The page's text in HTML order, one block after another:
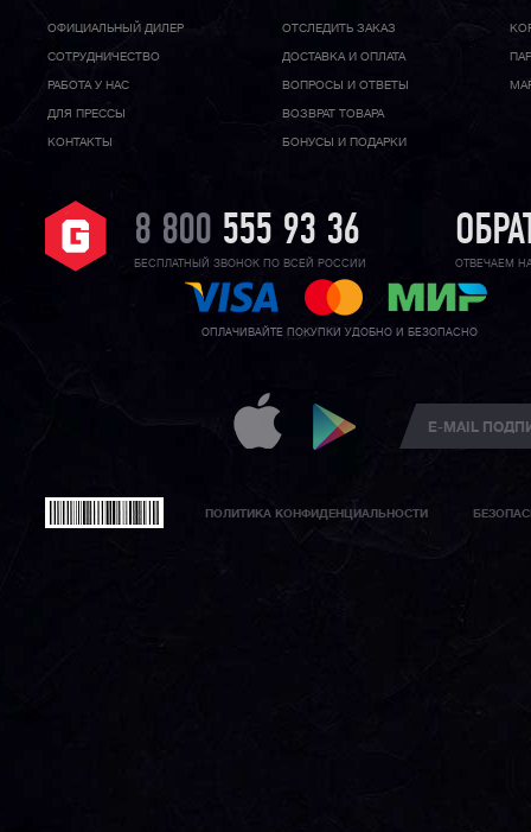
ОФИЦИАЛЬНЫЙ ДИЛЕР
CОТРУДНИЧЕСТВО
РАБОТА У НАС
ДЛЯ ПРЕССЫ
КОНТАКТЫ
ОТСЛЕДИТЬ ЗАКАЗ
ДОСТАВКА И ОПЛАТА
ВОПРОСЫ И ОТВЕТЫ
ВОЗВРАТ ТОВАРА
БОНУСЫ И ПОДАРКИ
8 800 555 93 36
БЕСПЛАТНЫЙ ЗВОНОК ПО ВСЕЙ РОССИИ ОТВЕЧАЕМ
ОПЛАЧИВАЙТЕ ПОКУПКИ УДОБНО И БЕЗОПАСНО
ПОЛИТИКА КОНФИДЕНЦИАЛЬНОСТИ